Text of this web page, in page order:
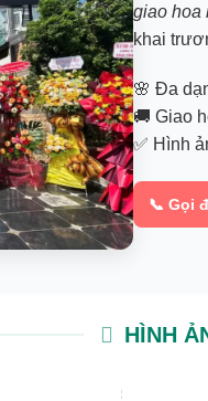
giao hoa
khai
🌸 Đa
🚚 Giao
✅ Hình
📞 Gọi
HÌNH